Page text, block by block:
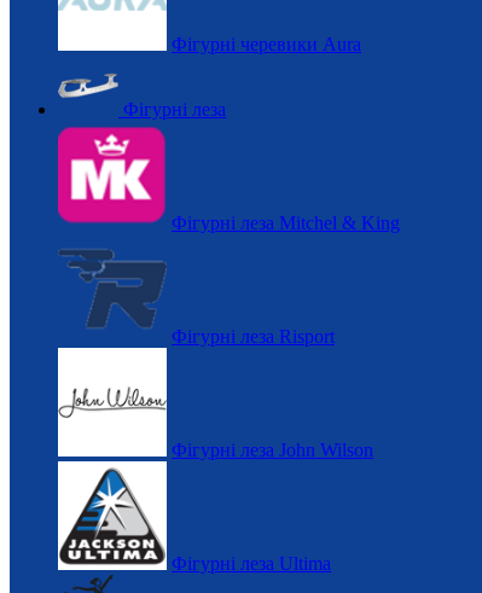
Фігурні черевики Aura
Фігурні леза
Фігурні леза Mitchel & King
Фігурні леза Risport
Фігурні леза John Wilson
Фігурні леза Ultima